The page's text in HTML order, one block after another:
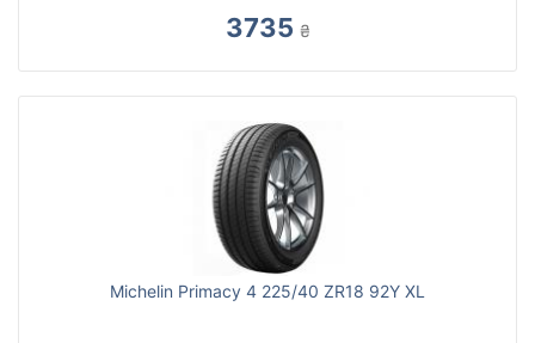
3735 ₴
Michelin Primacy 4 225/40 ZR18 92Y XL